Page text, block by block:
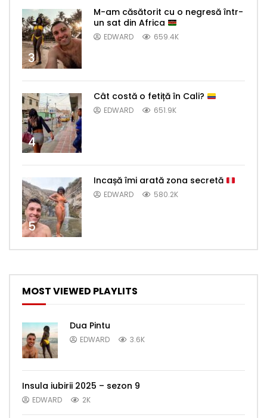
3
M-am căsătorit cu o negresă într-
un sat din Africa
EDWARD 659.4K
4
Cât costă o fetiță în Cali?
EDWARD 651.9K
5
Incașă îmi arată zona secretă
EDWARD 580.2K
MOST VIEWED PLAYLITS
Dua Pintu
EDWARD 3.6K
Insula iubirii 2025 – sezon 9
EDWARD 2K